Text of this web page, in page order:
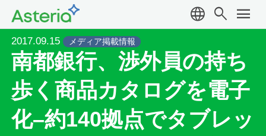
language search menu
2017.09.15 メディア掲載情報
南都銀行、渉外員の持ち
歩く商品カタログを電子
化–約140拠点でタブレッ